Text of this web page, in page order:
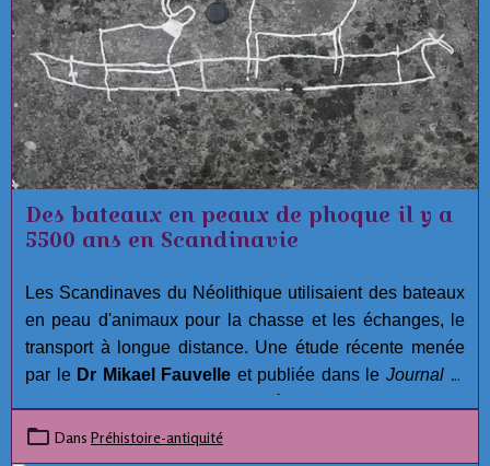
Des bateaux en peaux de phoque il y a
5500 ans en Scandinavie
Les Scandinaves du Néolithique utilisaient des bateaux
en peau d'animaux pour la chasse et les échanges, le
transport à longue distance. Une étude récente menée
par le Dr Mikael Fauvelle et publiée dans le Journal of
scandinave antique de la céramique piquée (PWC)
Dans Préhistoire-antiquité